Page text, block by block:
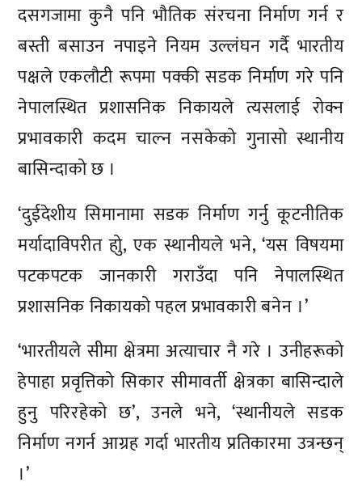
दसगजामा कुनै पनि भौतिक संरचना निर्माण गर्न र
बस्ती बसाउन नपाइने नियम उल्लंघन गर्दै भारतीय
पक्षले एकलौटी रूपमा पक्की सडक निर्माण गरे पनि
नेपालस्थित प्रशासनिक निकायले त्यसलाई रोक्न
प्रभावकारी कदम चाल्न नसकेको गुनासो स्थानीय
बासिन्दाको छ ।
‘दुईदेशीय सिमानामा सडक निर्माण गर्नु कूटनीतिक
मर्यादाविपरीत होु, एक स्थानीयले भने, ‘यस विषयमा
पटकपटक जानकारी गराउँदा पनि नेपालस्थित
प्रशासनिक निकायको पहल प्रभावकारी बनेन ।’
‘भारतीयले सीमा क्षेत्रमा अत्याचार नै गरे । उनीहरूको
हेपाहा प्रवृत्तिको सिकार सीमावर्ती क्षेत्रका बासिन्दाले
हुनु परिरहेको छ’, उनले भने, ‘स्थानीयले सडक
निर्माण नगर्न आग्रह गर्दा भारतीय प्रतिकारमा उत्रन्छन्
।’